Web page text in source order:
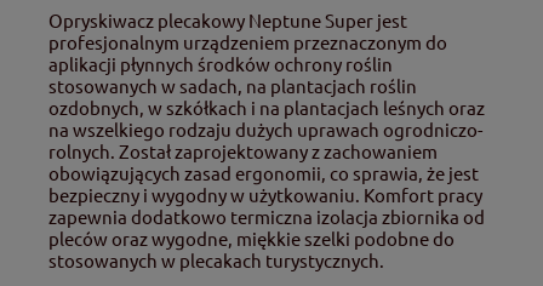
Opryskiwacz plecakowy Neptune Super jest
profesjonalnym urządzeniem przeznaczonym do
aplikacji płynnych środków ochrony roślin
stosowanych w sadach, na plantacjach roślin
ozdobnych, w szkółkach i na plantacjach leśnych oraz
na wszelkiego rodzaju dużych uprawach ogrodniczo-
rolnych. Został zaprojektowany z zachowaniem
obowiązujących zasad ergonomii, co sprawia, że jest
bezpieczny i wygodny w użytkowaniu. Komfort pracy
zapewnia dodatkowo termiczna izolacja zbiornika od
pleców oraz wygodne, miękkie szelki podobne do
stosowanych w plecakach turystycznych.